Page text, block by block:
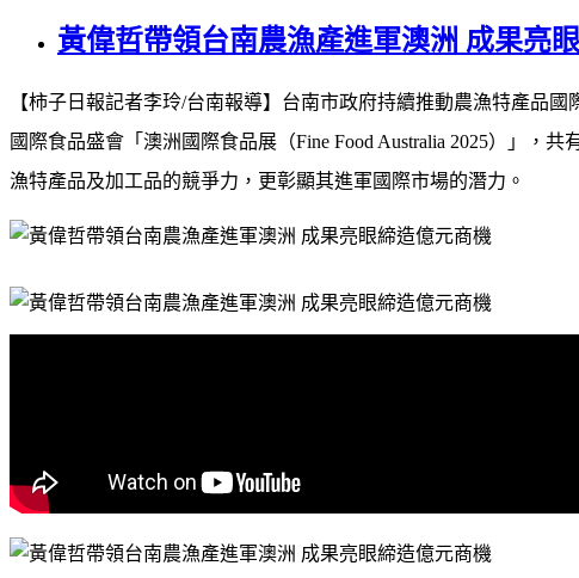
黃偉哲帶領台南農漁產進軍澳洲 成果亮
【柿子日報記者李玲/台南報導】台南市政府持續推動農漁特產品
國際食品盛會「澳洲國際食品展（Fine Food Australia 2025）」，共
漁特產品及加工品的競爭力，更彰顯其進軍國際市場的潛力。